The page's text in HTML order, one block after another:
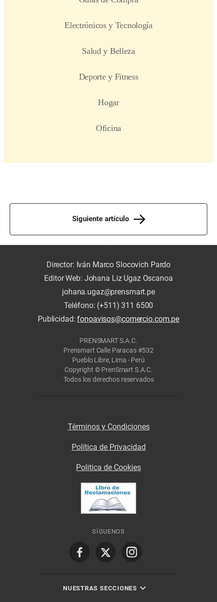
Siguiente artículo
Director: Iván Marco Slocovich Pardo
Editor Web: Johana Liz Ugaz Oscanoa
johana.ugaz@prensmart.pe
Teléfono: (+511) 311 6500
Publicidad:fonoavisos@comercio.com.pe
PRENSMART S.A.C.
Prensmart Calle Paracas #532
Pueblo Libre, Lima - Perú
Copyright © PrenSmart S.A.C.
Todos los derechos reservados
Términos y Condiciones
Política de Privacidad
Politica de Cookies
SÍGUENOS
NUESTRAS SECCIONES